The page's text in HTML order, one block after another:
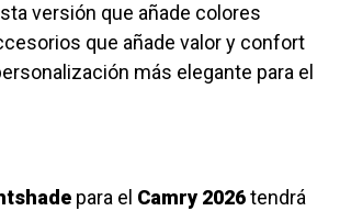
versión que añade colores
que añade valor y confort
más elegante para el
para el Camry 2026tendrá